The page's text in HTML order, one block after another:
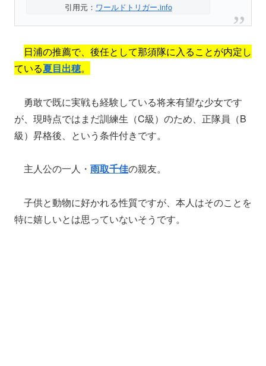
引用元： ワールドトリガー.info
日浦の推薦で、後任として那須隊に入ることが内定し
ている夏目出穂。
勇敢で既に実戦も経験している将来有望な少女です
が、現時点ではまだ訓練生（C級）のため、正隊員（B
級）昇格後、という条件付きです。
主人公の一人・ 雨取千佳の親友。
子供と動物に好かれる性質ですが、本人はそのことを
特に嬉しいとは思っていないそうです。